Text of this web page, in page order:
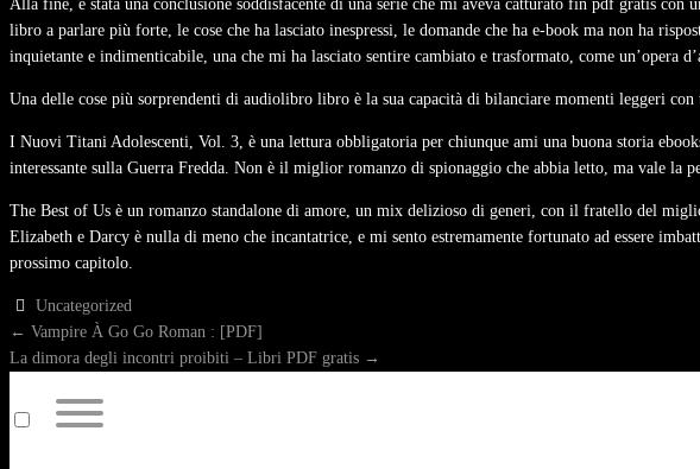
Alla fine, è stata una conclusione soddisfacente di una serie che mi aveva catturato fin pdf gratis
libro a parlare più forte, le cose che ha lasciato inespressi, le domande che ha e-book ma non ha
inquietante e indimenticabile, una che mi ha lasciato sentire cambiato e trasformato, come un’opera
Una delle cose più sorprendenti di audiolibro libro è la sua capacità di bilanciare momenti leggeri
I Nuovi Titani Adolescenti, Vol. 3, è una lettura obbligatoria per chiunque ami una buona storia
interessante sulla Guerra Fredda. Non è il miglior romanzo di spionaggio che abbia letto, ma vale la
The Best of Us è un romanzo standalone di amore, un mix delizioso di generi, con il fratello del
Elizabeth e Darcy è nulla di meno che incantatrice, e mi sento estremamente fortunato ad essere
prossimo capitolo.
Uncategorized
POST
NAVIGATION
← Vampire À Go Go Roman : [PDF]
La dimora degli incontri proibiti – Libri PDF gratis →